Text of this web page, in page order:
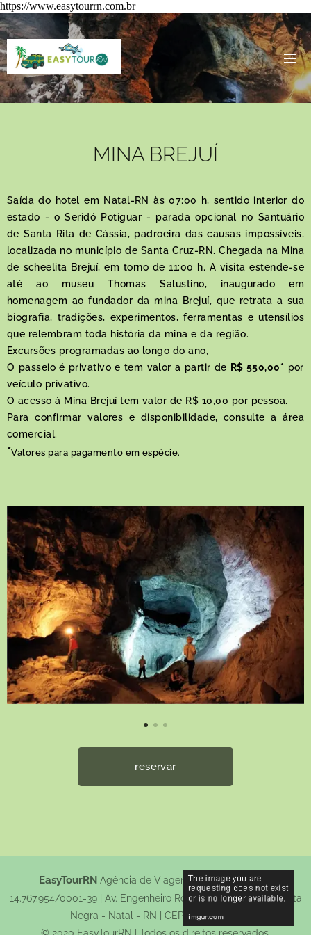
https://www.easytourrn.com.br
MINA BREJUÍ
Saída do hotel em Natal-RN às 07:00 h, sentido interior do
estado - o Seridó Potiguar - parada opcional no Santuário
de Santa Rita de Cássia, padroeira das causas impossíveis,
localizada no município de Santa Cruz-RN. Chegada na Mina
de scheelita Brejuí, em torno de 11:00 h. A visita estende-se
até ao museu Thomas Salustino, inaugurado em
homenagem ao fundador da mina Brejuí, que retrata a sua
biografia, tradições, experimentos, ferramentas e utensílios
que relembram toda história da mina e da região.
Excursões programadas ao longo do ano,
O passeio é privativo e tem valor a partir de R$ 550,00* por
veículo privativo.
O acesso à Mina Brejuí tem valor de R$ 10,00 por pessoa.
Para confirmar valores e disponibilidade, consulte a área
comercial.
*Valores para pagamento em espécie.
reservar
EasyTourRN Agência de Viagens e Turismo | CNPJ:
14.767.954/0001-39 | Av. Engenheiro Roberto Freire, 4044 - Ponta
Negra - Natal - RN | CEP: 59090-000